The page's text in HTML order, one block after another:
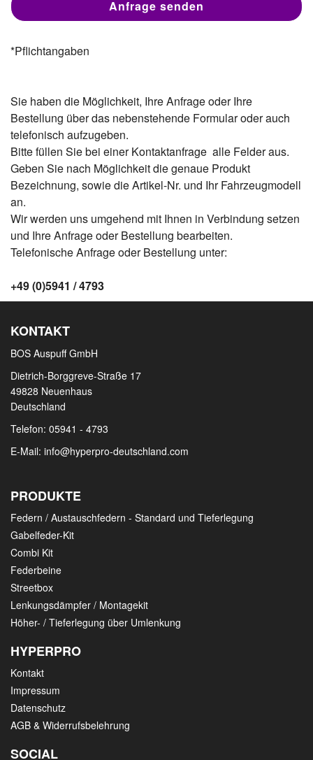
*Pflichtangaben
Sie haben die Möglichkeit, Ihre Anfrage oder Ihre
Bestellung über das nebenstehende Formular oder auch
telefonisch aufzugeben.
Bitte füllen Sie bei einer Kontaktanfrage alle Felder aus.
Geben Sie nach Möglichkeit die genaue Produkt
Bezeichnung, sowie die Artikel-Nr. und Ihr Fahrzeugmodell
an.
Wir werden uns umgehend mit Ihnen in Verbindung setzen
und Ihre Anfrage oder Bestellung bearbeiten.
Telefonische Anfrage oder Bestellung unter:
+49 (0)5941 / 4793
KONTAKT
BOS Auspuff GmbH
Dietrich-Borggreve-Straße 17
49828 Neuenhaus
Deutschland
Telefon: 05941 - 4793
E-Mail: info@hyperpro-deutschland.com
PRODUKTE
Federn / Austauschfedern - Standard und Tieferlegung
Gabelfeder-Kit
Combi Kit
Federbeine
Streetbox
Lenkungsdämpfer / Montagekit
Höher- / Tieferlegung über Umlenkung
HYPERPRO
Kontakt
Impressum
Datenschutz
AGB & Widerrufsbelehrung
SOCIAL